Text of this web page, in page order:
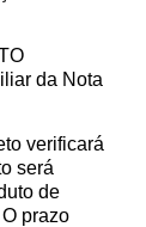
da Nota
verificará
será
de
prazo